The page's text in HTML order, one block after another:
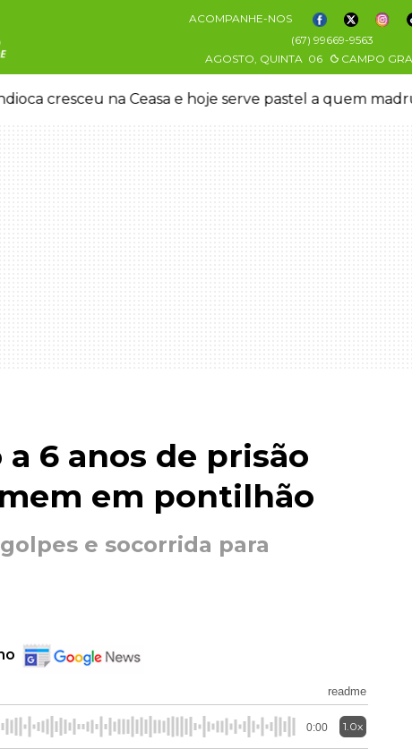
ACOMPANHE-NOS
(67) 99669-9563
AGOSTO, QUINTA 06 CAMPO
cresceu na Ceasa e hoje serve pastel a quem
6 anos de prisão
em pontilhão
e socorrida para
readme
0:00 1.0x